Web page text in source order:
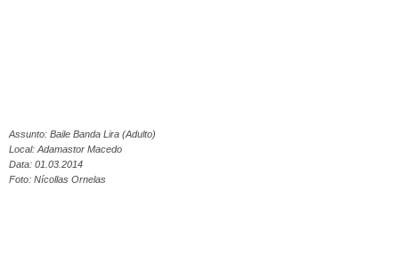
Assunto: Baile Banda Lira (Adulto)
Local: Adamastor Macedo
Data: 01.03.2014
Foto: Nícollas Ornelas